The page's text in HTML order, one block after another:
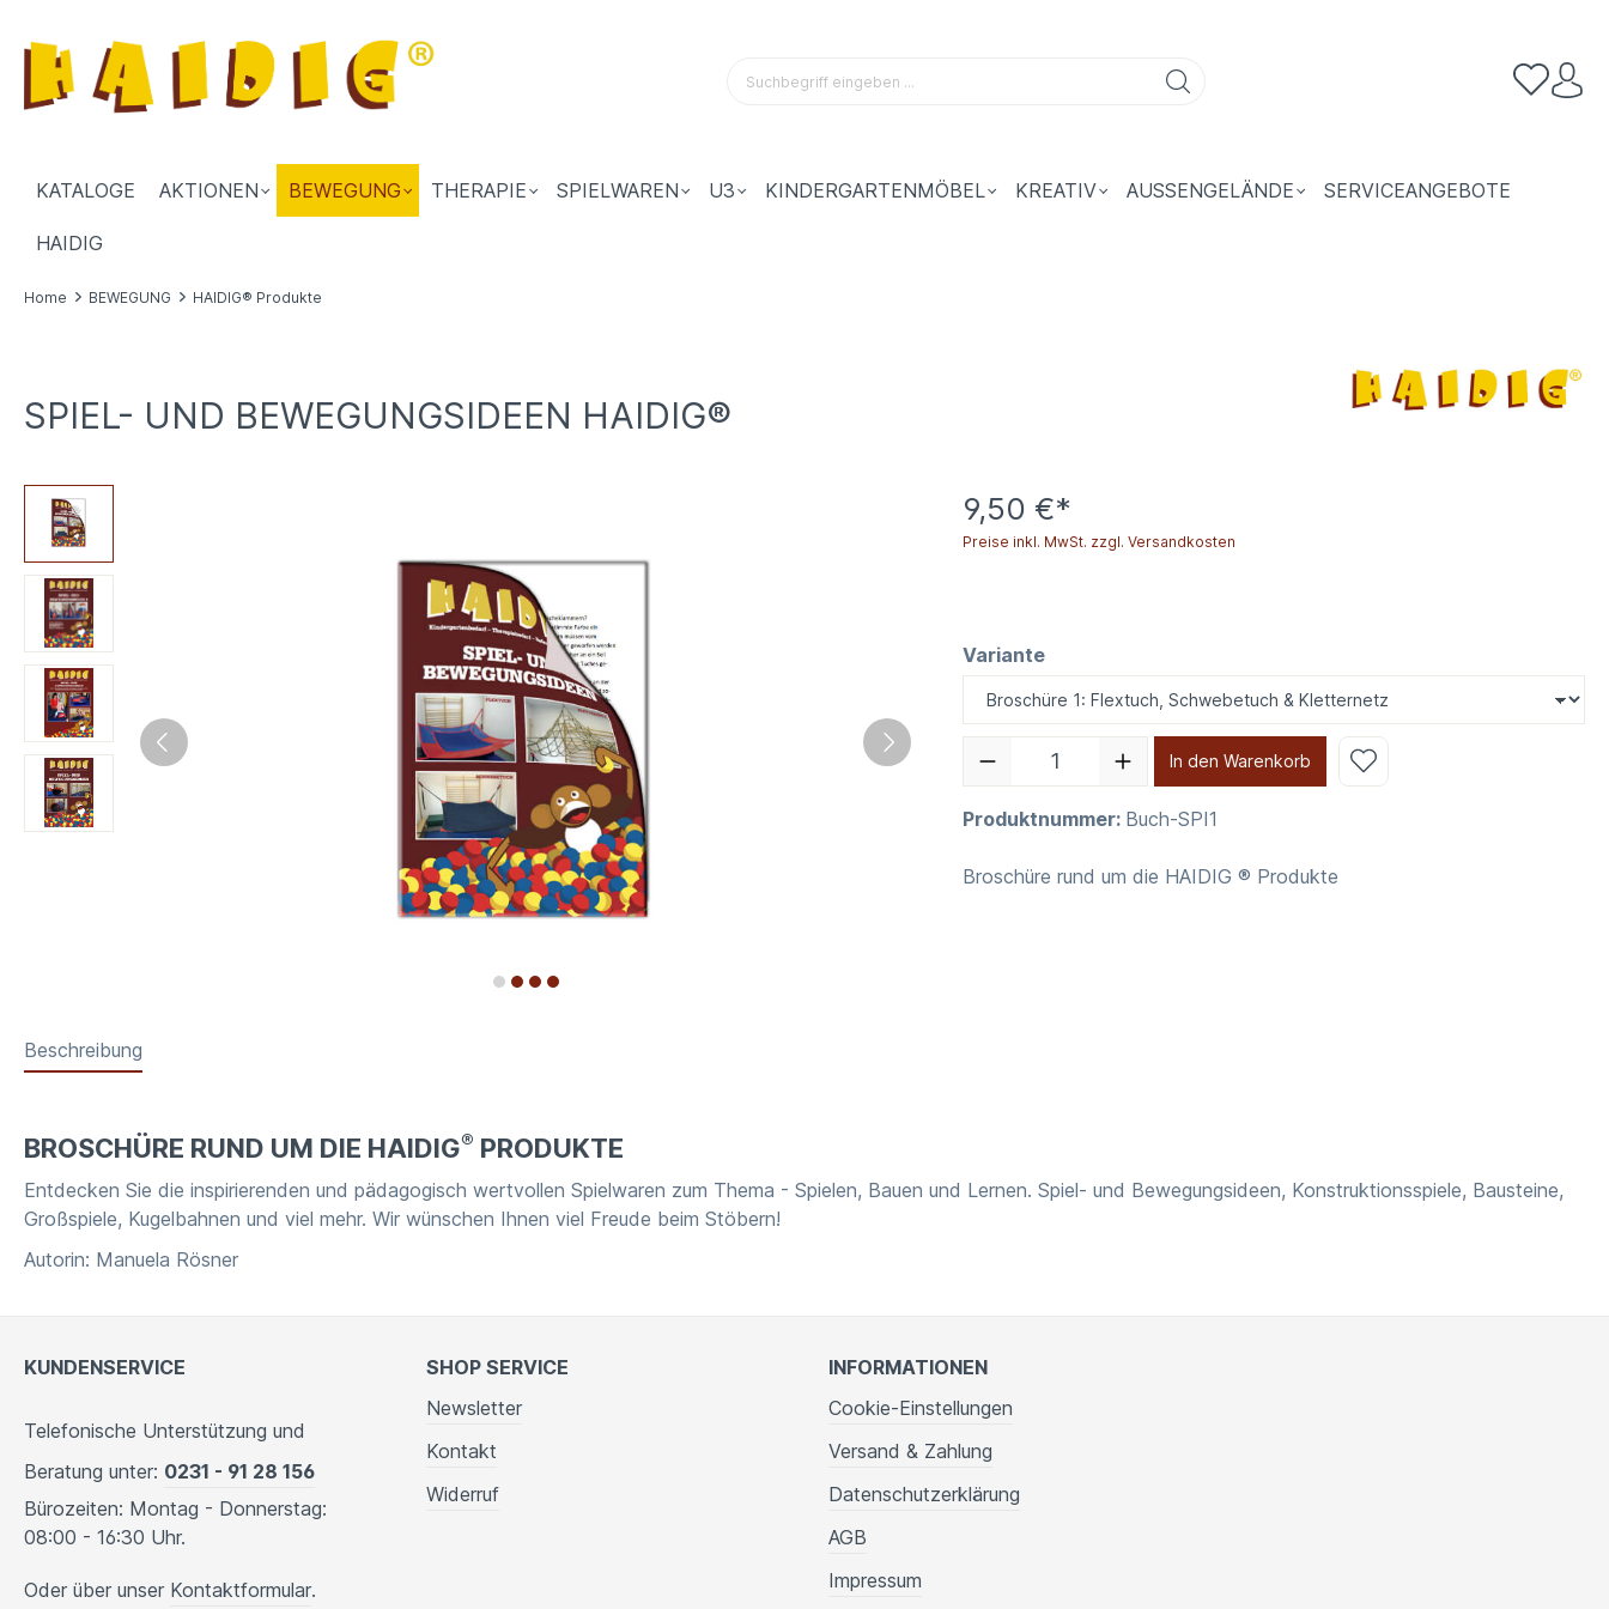
KATALOGE AKTIONEN BEWEGUNG THERAPIE SPIELWAREN U3 KINDERGARTENMÖBEL KREATIV AUSSENGELÄNDE SERVICEANGEBOTE
HAIDIG
Home BEWEGUNG HAIDIG® Produkte
SPIEL- UND BEWEGUNGSIDEEN HAIDIG®
9,50 €*
Preise inkl. MwSt. zzgl. Versandkosten
Variante
In den Warenkorb
Produktnummer: Buch-SPI1
Broschüre rund um die HAIDIG ® Produkte
Beschreibung
BROSCHÜRE RUND UM DIE HAIDIG® PRODUKTE
Entdecken Sie die inspirierenden und pädagogisch wertvollen Spielwaren zum Thema - Spielen, Bauen und Lernen. Spiel- und Bewegungsideen, Konstruktionsspiele, Bausteine,
Großspiele, Kugelbahnen und viel mehr. Wir wünschen Ihnen viel Freude beim Stöbern!
Autorin: Manuela Rösner
KUNDENSERVICE
Telefonische Unterstützung und
Beratung unter: 0231 - 91 28 156
Bürozeiten: Montag - Donnerstag:
08:00 - 16:30 Uhr.
Oder über unser Kontaktformular.
SHOP SERVICE
Newsletter
Kontakt
Widerruf
INFORMATIONEN
Cookie-Einstellungen
Versand & Zahlung
Datenschutzerklärung
AGB
Impressum